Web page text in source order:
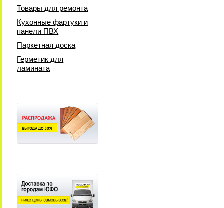
Товары для ремонта
Кухонные фартуки и
панели ПВХ
Паркетная доска
Герметик для
ламината